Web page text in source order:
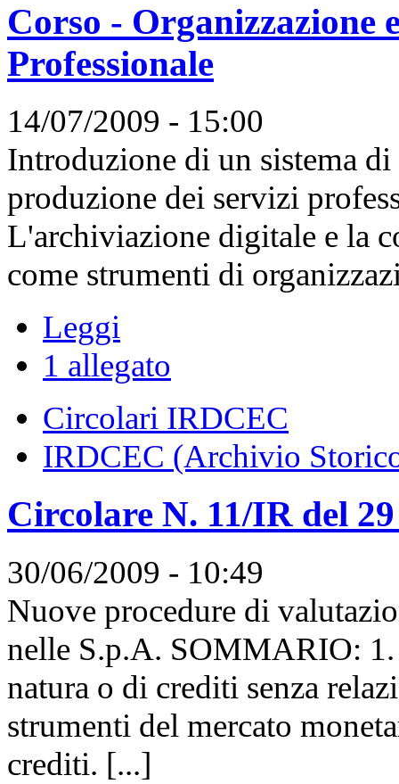
Corso - Organizzazione
Professionale
14/07/2009 - 15:00
Introduzione di un sistema
produzione dei servizi
L'archiviazione digitale e la
come strumenti di
Leggi
1 allegato
Circolari IRDCEC
IRDCEC (Archivio
Circolare N. 11/IR del
30/06/2009 - 10:49
Nuove procedure di
nelle S.p.A. SOMMARIO:
natura o di crediti senza
strumenti del mercato
crediti. [...]